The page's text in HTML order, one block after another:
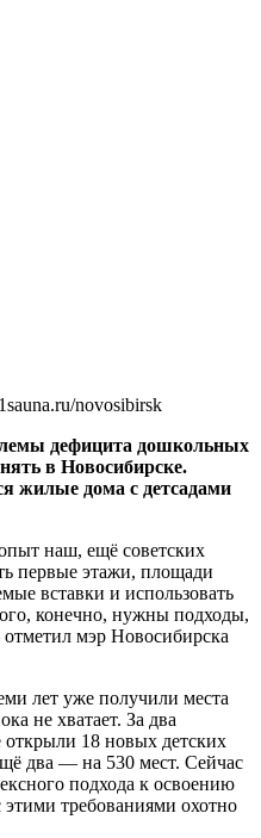
novosibirsk
дефицита дошкольных
в Новосибирске.
жилые дома с детсадами
наш, ещё советских
первые этажи, площади
вставки и использовать
конечно, нужны подходы,
мэр Новосибирска
лет уже получили места
не хватает. За два
18 новых детских
два — на 530 мест. Сейчас
подхода к освоению
требованиями охотно